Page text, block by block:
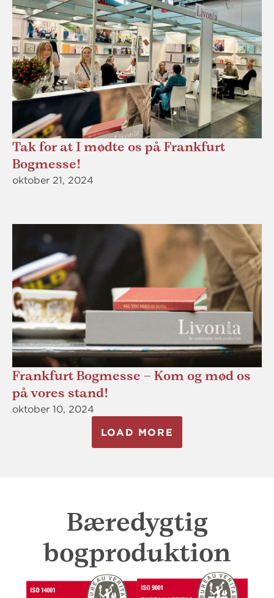
Tak for at I mødte os på Frankfurt
Bogmesse!
oktober 21, 2024
Frankfurt Bogmesse – Kom og mød os
på vores stand!
oktober 10, 2024
LOAD MORE
Bæredygtig
bogproduktion